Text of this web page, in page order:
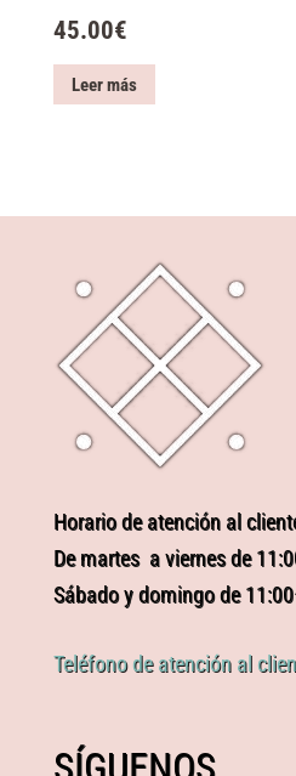
45.00€
Leer más
Horario de atención al
De martes a viernes de
Sábado y domingo de
Teléfono de atención al